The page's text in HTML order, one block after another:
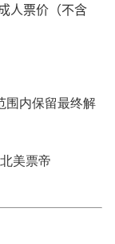
人票价（不含
围内保留最终解
美票帝